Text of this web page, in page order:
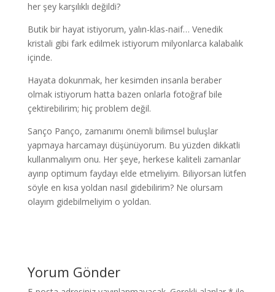
her şey karşılıklı değildi?
Butik bir hayat istiyorum, yalın-klas-naif… Venedik
kristali gibi fark edilmek istiyorum milyonlarca kalabalık
içinde.
Hayata dokunmak, her kesimden insanla beraber
olmak istiyorum hatta bazen onlarla fotoğraf bile
çektirebilirim; hiç problem değil.
Sanço Panço, zamanımı önemli bilimsel buluşlar
yapmaya harcamayı düşünüyorum. Bu yüzden dikkatli
kullanmalıyım onu. Her şeye, herkese kaliteli zamanlar
ayırıp optimum faydayı elde etmeliyim. Biliyorsan lütfen
söyle en kısa yoldan nasıl gidebilirim? Ne olursam
olayım gidebilmeliyim o yoldan.
Yorum Gönder